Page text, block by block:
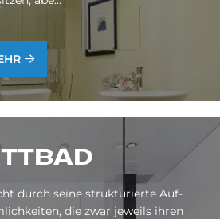
durch sei­ne struk­tu­rier­te Auf­
die zwar je­weils ih­ren